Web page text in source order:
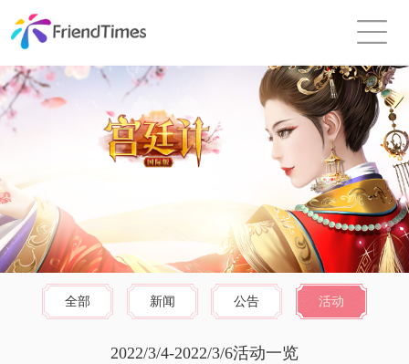
全部 新闻 公告 活动
2022/3/4-2022/3/6活动一览